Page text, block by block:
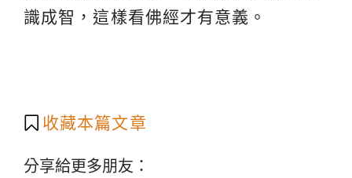
識成智，這樣看佛經才有意義。
收藏本篇文章
分享給更多朋友：